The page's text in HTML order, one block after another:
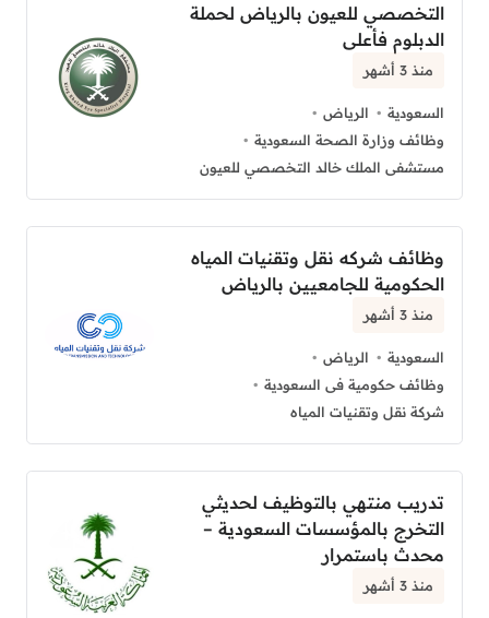
التخصصي للعيون بالرياض لحملة
الدبلوم فأعلى
منذ 3 أشهر
السعودية
الرياض
وظائف وزارة الصحة السعودية
مستشفى الملك خالد التخصصي للعيون
وظائف شركه نقل وتقنيات المياه
الحكومية للجامعيين بالرياض
منذ 3 أشهر
السعودية
الرياض
وظائف حكومية فى السعودية
شركة نقل وتقنيات المياه
تدريب منتهي بالتوظيف لحديثي
التخرج بالمؤسسات السعودية –
محدث باستمرار
منذ 3 أشهر